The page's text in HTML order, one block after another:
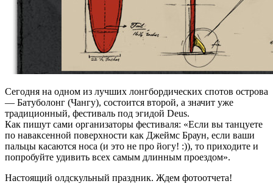
Сегодня на одном из лучших лонгбордических спотов острова
— Батуболонг (Чангу), состоится второй, а значит уже
традиционный, фестиваль под эгидой Deus.
Как пишут сами организаторы фестиваля: «Если вы танцуете
по наваксенной поверхности как Джеймс Браун, если ваши
пальцы касаются носа (и это не про йогу! :)), то приходите и
попробуйте удивить всех самым длинным проездом».
Настоящий олдскульный праздник. Ждем фотоотчета!